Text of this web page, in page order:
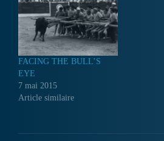
FACING THE BULL’S
EYE
7 mai 2015
Article similaire